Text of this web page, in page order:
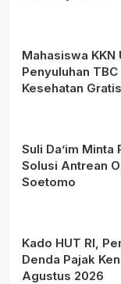
Mahasiswa KKN
Penyuluhan
Kesehatan
Suli Da’im
Solusi Antrean
Soetomo
Kado HUT RI,
Denda Pajak
Agustus 2026